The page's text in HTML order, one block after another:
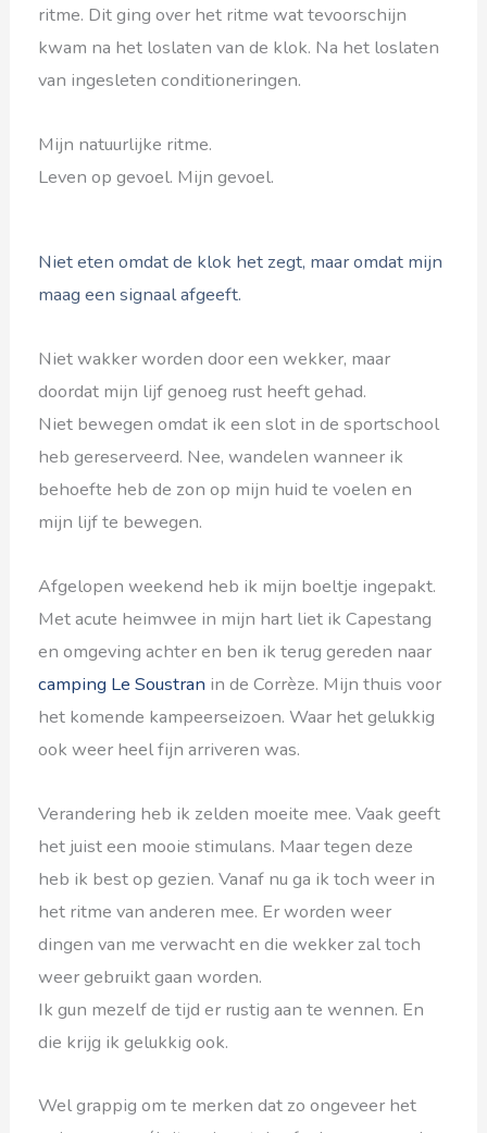
ritme. Dit ging over het ritme wat tevoorschijn
kwam na het loslaten van de klok. Na het loslaten
van ingesleten conditioneringen.
Mijn natuurlijke ritme.
Leven op gevoel. Mijn gevoel.
Niet eten omdat de klok het zegt, maar omdat mijn
maag een signaal afgeeft.
Niet wakker worden door een wekker, maar
doordat mijn lijf genoeg rust heeft gehad.
Niet bewegen omdat ik een slot in de sportschool
heb gereserveerd. Nee, wandelen wanneer ik
behoefte heb de zon op mijn huid te voelen en
mijn lijf te bewegen.
Afgelopen weekend heb ik mijn boeltje ingepakt.
Met acute heimwee in mijn hart liet ik Capestang
en omgeving achter en ben ik terug gereden naar
camping Le Soustran in de Corrèze. Mijn thuis voor
het komende kampeerseizoen. Waar het gelukkig
ook weer heel fijn arriveren was.
Verandering heb ik zelden moeite mee. Vaak geeft
het juist een mooie stimulans. Maar tegen deze
heb ik best op gezien. Vanaf nu ga ik toch weer in
het ritme van anderen mee. Er worden weer
dingen van me verwacht en die wekker zal toch
weer gebruikt gaan worden.
Ik gun mezelf de tijd er rustig aan te wennen. En
die krijg ik gelukkig ook.
Wel grappig om te merken dat zo ongeveer het